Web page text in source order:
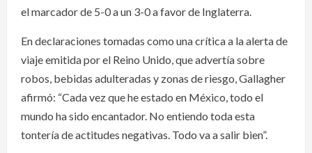
el marcador de 5-0 a un 3-0 a favor de Inglaterra.
En declaraciones tomadas como una crítica a la alerta de
viaje emitida por el Reino Unido, que advertía sobre
robos, bebidas adulteradas y zonas de riesgo, Gallagher
afirmó: “Cada vez que he estado en México, todo el
mundo ha sido encantador. No entiendo toda esta
tontería de actitudes negativas. Todo va a salir bien”.